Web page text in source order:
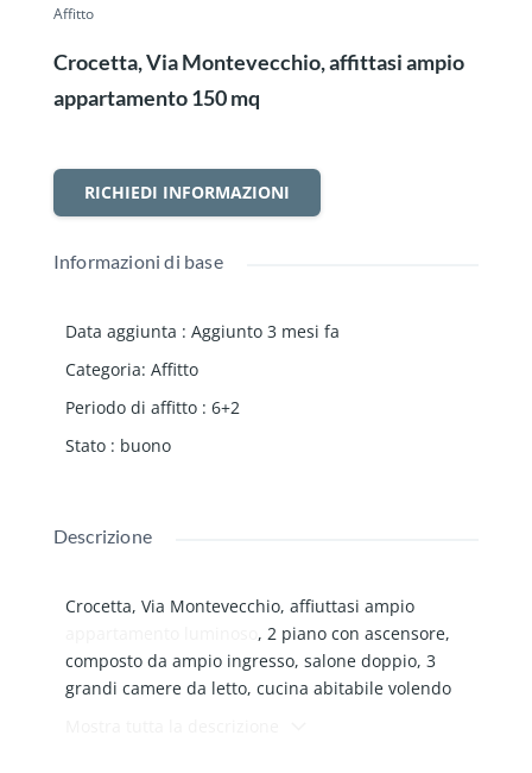
Affitto
Crocetta, Via Montevecchio, affittasi ampio
appartamento 150 mq
RICHIEDI INFORMAZIONI
Informazioni di base
Data aggiunta : Aggiunto 3 mesi fa
Categoria: Affitto
Periodo di affitto : 6+2
Stato : buono
Descrizione
Crocetta, Via Montevecchio, affiuttasi ampio
, 2 piano con ascensore,
composto da ampio ingresso, salone doppio, 3
grandi camere da letto, cucina abitabile volendo